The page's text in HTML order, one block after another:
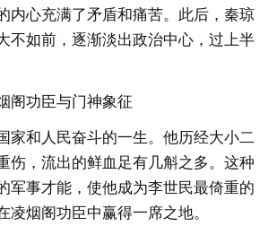
内心充满了矛盾和痛苦。此后，秦琼
不如前，逐渐淡出政治中心，过上半
阁功臣与门神象征
家和人民奋斗的一生。他历经大小二
伤，流出的鲜血足有几斛之多。这种
军事才能，使他成为李世民最倚重的
凌烟阁功臣中赢得一席之地。